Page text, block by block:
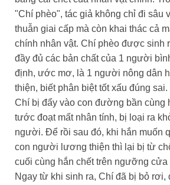
"Chí phèo", tác giả không chỉ đi sâu
thuẫn giai cấp mà còn khai thác cả
chính nhân vật. Chí phèo được sinh
đầy đủ các bản chất của 1 người
định, ước mơ, là 1 người nông dân
thiện, biết phân biệt tốt xấu đúng
Chí bị đẩy vào con đường bần cùng
tước đoạt mất nhân tính, bị loại ra
người. Để rồi sau đó, khi hắn muốn
con người lương thiện thì lại bị từ
cuối cùng hắn chết trên ngưỡng
Ngay từ khi sinh ra, Chí đã bị bỏ rơi,